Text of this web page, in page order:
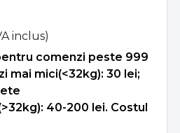
inclus)
comenzi peste 999
mai mici(<32kg): 30 lei;
40-200 lei. Costul